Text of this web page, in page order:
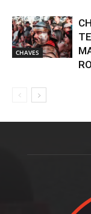
CHAVES